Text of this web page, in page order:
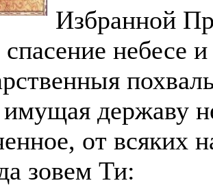
Избранной
небесе
державу
от всяких
зовем Ти: